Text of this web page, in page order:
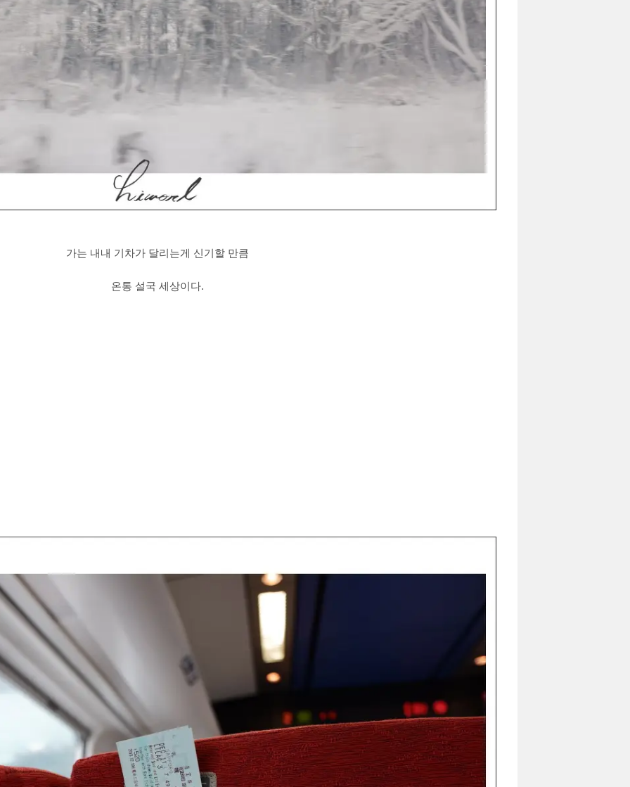
가는 내내 기차가 달리는게 신기할 만큼
온통 설국 세상이다.